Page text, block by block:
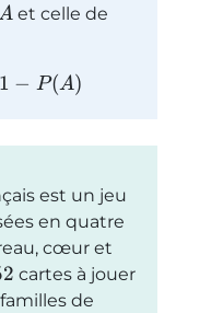
et celle de
1 − P(A)
est un jeu
en quatre
cœur et
cartes à jouer
de